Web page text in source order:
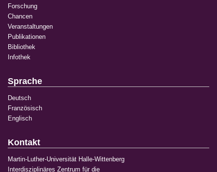
Forschung
Chancen
Veranstaltungen
Publikationen
Bibliothek
Infothek
Sprache
Deutsch
Französisch
Englisch
Kontakt
Martin-Luther-Universität Halle-Wittenberg
Interdisziplinäres Zentrum für die